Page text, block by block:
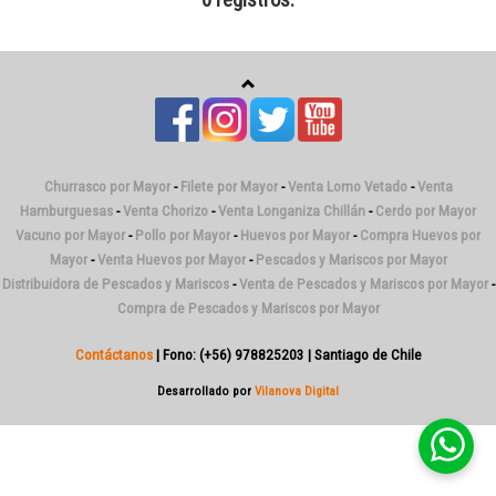
Churrasco por Mayor- Filete por Mayor-Venta Lomo Vetado-Venta
Hamburguesas -Venta Chorizo -Venta Longaniza Chillán - Cerdo por Mayor
Vacuno por Mayor - Pollo por Mayor - Huevos por Mayor - Compra Huevos por
Mayor-Venta Huevos por Mayor- Pescados y Mariscos por Mayor
Distribuidora de Pescados y Mariscos-Venta de Pescados y Mariscos por Mayor-
Compra de Pescados y Mariscos por Mayor
Contáctanos| Fono: (+56) 978825203 | Santiago de Chile
Desarrollado por Vilanova Digital